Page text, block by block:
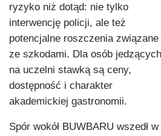
ryzyko niż dotąd: nie tylko
interwencję policji, ale też
potencjalne roszczenia związane
ze szkodami. Dla osób jedzących
na uczelni stawką są ceny,
dostępność i charakter
akademickiej gastronomii.
Spór wokół BUWBARU wszedł w